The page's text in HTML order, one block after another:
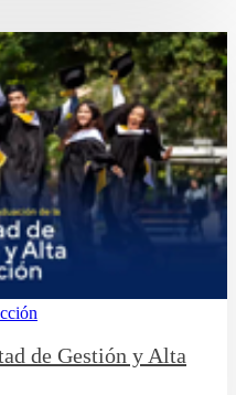
de Gestión y Alta